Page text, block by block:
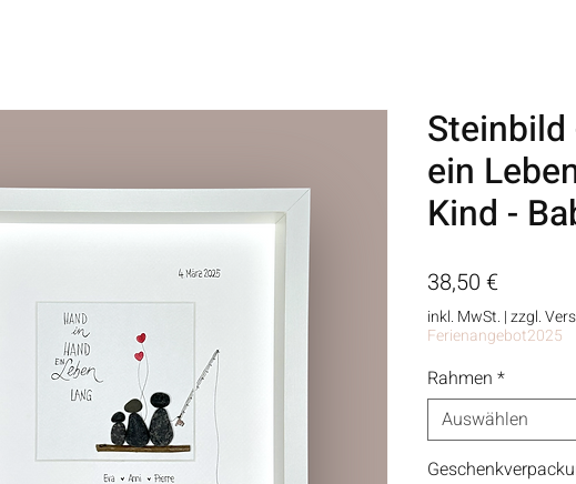
Steinbild
ein
Kind -
38,50 €Preis
inkl. MwSt. |zzgl.
Ferienangebot2025
Rahmen *
Auswählen